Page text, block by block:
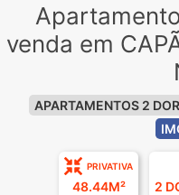
venda em
APARTAMENTOS 2
PRIVATIVA
48.44M² 2